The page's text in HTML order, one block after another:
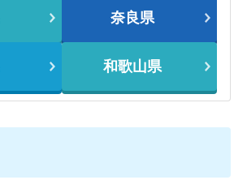
奈良県
和歌山県